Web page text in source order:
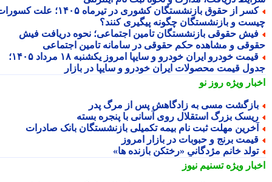
کسر از حقوق بازنشستگان کشوری در تیرماه ۱۴۰۵؛ علت کسورات
و بازنشستگان چگونه پیگیری کنند؟
حقوقی بازنشستگان تامین اجتماعی؛ نحوه دریافت فیش
و مشاهده حکم حقوقی در سامانه تامین اجتماعی
قیمت خودرو ایران خودرو و سایپا امروز یکشنبه ۱۸ مرداد ۱۴۰۵؛
قیمت محصولات ایران خودرو و سایپا در بازار
ویژهروز نو
مسی به زادگاهش پس از مرگ پدر
بزرگ استقلال روی آسانی با پنجره بسته
مهلت ثبت نام بیمه تکمیلی بازنشستگان بانک صادرات
برنج و حبوبات در بازار امروز
خانم مژدگانیِِ «رختکن بازنده ها»
ویژهتسنیم نیوز